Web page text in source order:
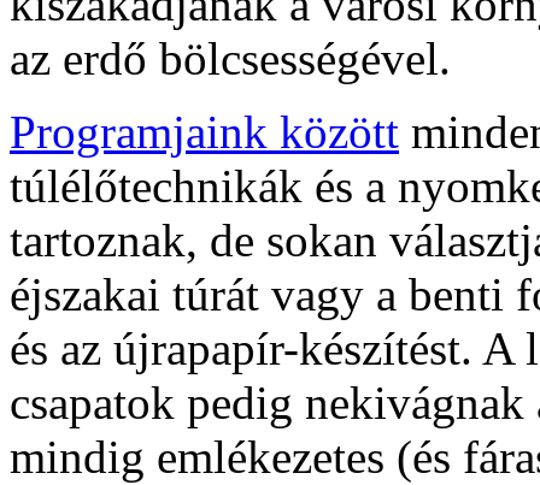
az erdő bölcsességével.
Programjaink között
túlélőtechnikák és a
tartoznak, de sokan
éjszakai túrát vagy a benti
és az újrapapír-készítést. A
csapatok pedig nekivágnak
mindig emlékezetes (és